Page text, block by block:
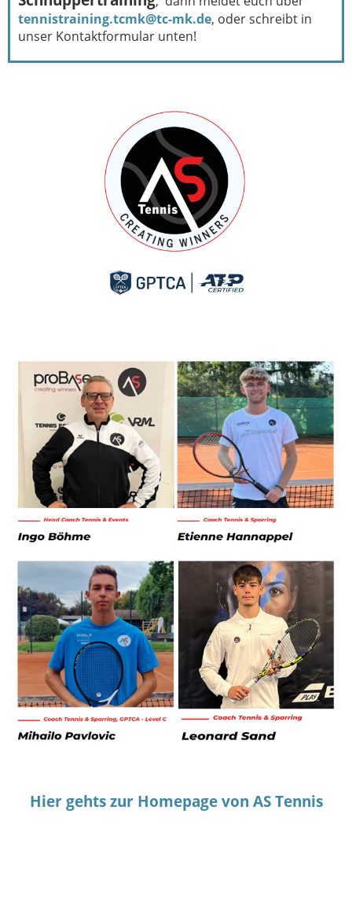
tennistraining.tcmk@tc-mk.de, oder schreibt in
unser Kontaktformular unten!
Hier gehts zur Homepage von AS Tennis